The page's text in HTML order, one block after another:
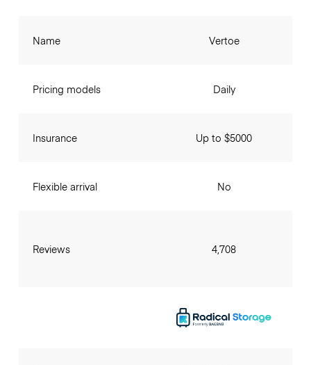
Name
Pricing models
Insurance
Flexible arrival
Reviews
Vertoe
Daily
Up to $5000
No
4,708